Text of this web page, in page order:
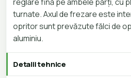
turnate. Axul de frezare este
opritor sunt prevăzute fălci de
aluminiu.
Detalii tehnice